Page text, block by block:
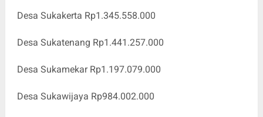
Desa Sukakerta Rp1.345.558.000
Desa Sukatenang Rp1.441.257.000
Desa Sukamekar Rp1.197.079.000
Desa Sukawijaya Rp984.002.000